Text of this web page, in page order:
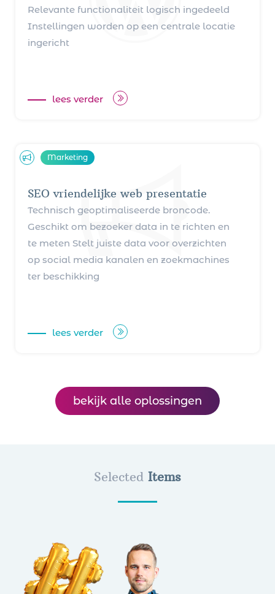
Relevante functionaliteit logisch ingedeeld
Instellingen worden op een centrale locatie
ingericht
lees verder
Marketing
SEO vriendelijke web presentatie
Technisch geoptimaliseerde broncode.
Geschikt om bezoeker data in te richten en
te meten Stelt juiste data voor overzichten
op social media kanalen en zoekmachines
ter beschikking
lees verder
bekijk alle oplossingen
Selected Items